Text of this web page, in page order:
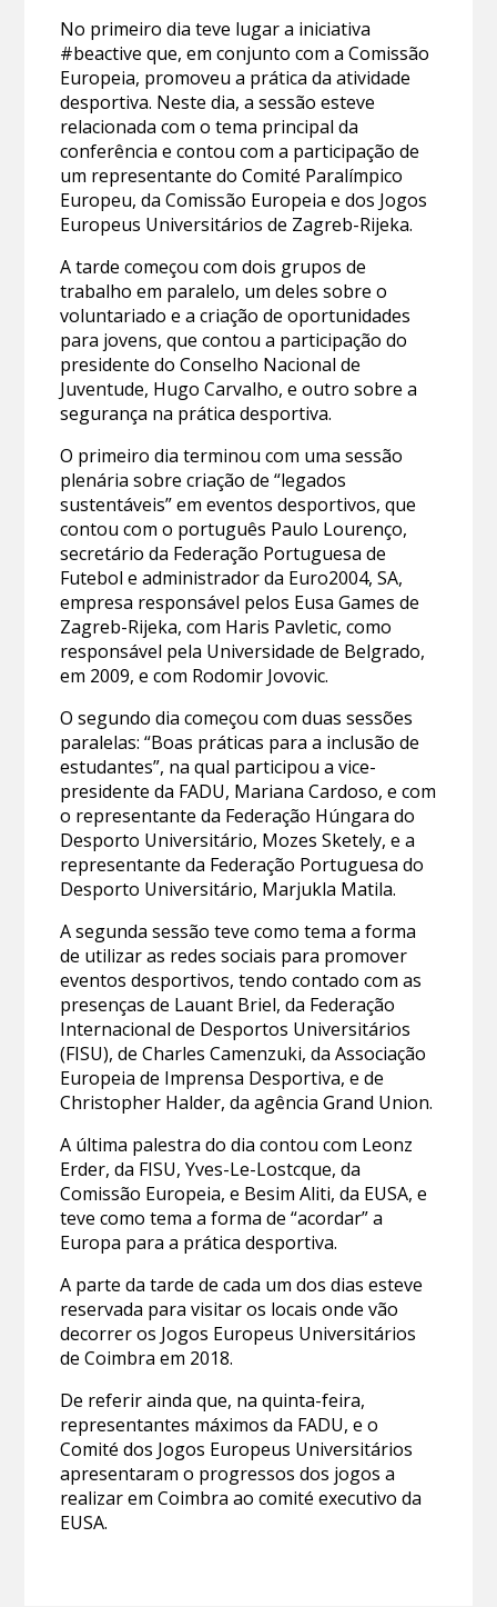
No primeiro dia teve lugar a iniciativa
#beactive que, em conjunto com a Comissão
Europeia, promoveu a prática da atividade
desportiva. Neste dia, a sessão esteve
relacionada com o tema principal da
conferência e contou com a participação de
um representante do Comité Paralímpico
Europeu, da Comissão Europeia e dos Jogos
Europeus Universitários de Zagreb-Rijeka.
A tarde começou com dois grupos de
trabalho em paralelo, um deles sobre o
voluntariado e a criação de oportunidades
para jovens, que contou a participação do
presidente do Conselho Nacional de
Juventude, Hugo Carvalho, e outro sobre a
segurança na prática desportiva.
O primeiro dia terminou com uma sessão
plenária sobre criação de “legados
sustentáveis” em eventos desportivos, que
contou com o português Paulo Lourenço,
secretário da Federação Portuguesa de
Futebol e administrador da Euro2004, SA,
empresa responsável pelos Eusa Games de
Zagreb-Rijeka, com Haris Pavletic, como
responsável pela Universidade de Belgrado,
em 2009, e com Rodomir Jovovic.
O segundo dia começou com duas sessões
paralelas: “Boas práticas para a inclusão de
estudantes”, na qual participou a vice-
presidente da FADU, Mariana Cardoso, e com
o representante da Federação Húngara do
Desporto Universitário, Mozes Sketely, e a
representante da Federação Portuguesa do
Desporto Universitário, Marjukla Matila.
A segunda sessão teve como tema a forma
de utilizar as redes sociais para promover
eventos desportivos, tendo contado com as
presenças de Lauant Briel, da Federação
Internacional de Desportos Universitários
(FISU), de Charles Camenzuki, da Associação
Europeia de Imprensa Desportiva, e de
Christopher Halder, da agência Grand Union.
A última palestra do dia contou com Leonz
Erder, da FISU, Yves-Le-Lostcque, da
Comissão Europeia, e Besim Aliti, da EUSA, e
teve como tema a forma de “acordar” a
Europa para a prática desportiva.
A parte da tarde de cada um dos dias esteve
reservada para visitar os locais onde vão
decorrer os Jogos Europeus Universitários
de Coimbra em 2018.
De referir ainda que, na quinta-feira,
representantes máximos da FADU, e o
Comité dos Jogos Europeus Universitários
apresentaram o progressos dos jogos a
realizar em Coimbra ao comité executivo da
EUSA.